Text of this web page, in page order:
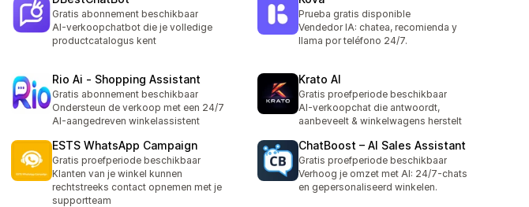
Gratis abonnement beschikbaar
AI-verkoopchatbot die je volledige
productcatalogus kent
Prueba gratis disponible
Vendedor IA: chatea, recomienda y
llama por teléfono 24/7.
Rio Ai ‑ Shopping Assistant
Gratis abonnement beschikbaar
Ondersteun de verkoop met een 24/7
AI-aangedreven winkelassistent
Krato AI
Gratis proefperiode beschikbaar
AI-verkoopchat die antwoordt,
aanbeveelt & winkelwagens herstelt
ESTS WhatsApp Campaign
Gratis proefperiode beschikbaar
Klanten van je winkel kunnen
rechtstreeks contact opnemen met je
supportteam
ChatBoost – AI Sales Assistant
Gratis proefperiode beschikbaar
Verhoog je omzet met AI: 24/7-chats
en gepersonaliseerd winkelen.